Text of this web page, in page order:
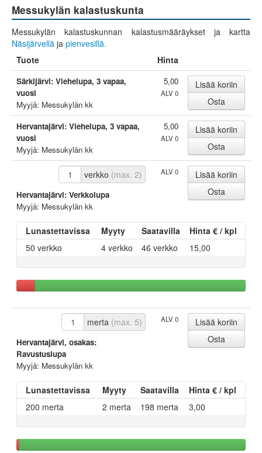
Messukylän kalastuskunta
Messukylän kalastuskunnan kalastusmääräykset ja kartta
Näsijärvellä ja pienvesillä.
Tuote
Hinta
Särkijärvi: Viehelupa, 3 vapaa,
vuosi
Myyjä: Messukylän kk
5,00
ALV 0
Hervantajärvi: Viehelupa, 3 vapaa,
vuosi
Myyjä: Messukylän kk
5,00
ALV 0
verkko (max. 2)
Hervantajärvi: Verkkolupa
Myyjä: Messukylän kk
ALV 0
Lunastettavissa Myyty Saatavilla
Hinta € / kpl
50 verkko
4 verkko 46 verkko 15,00
merta (max. 5)
Hervantajärvi, osakas:
Ravustuslupa
Myyjä: Messukylän kk
ALV 0
Lunastettavissa Myyty Saatavilla
Hinta € / kpl
200 merta
2 merta 198 merta 3,00